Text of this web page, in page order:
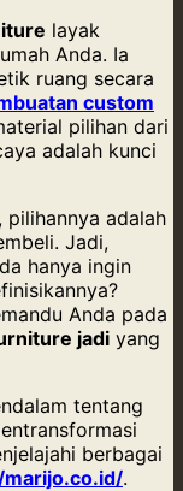
layak
Anda. Ia
ruang secara
custom
pilihan dari
adalah kunci
adalah
Jadi,
hanya ingin
Anda pada
jadi yang
tentang
berbagai
.